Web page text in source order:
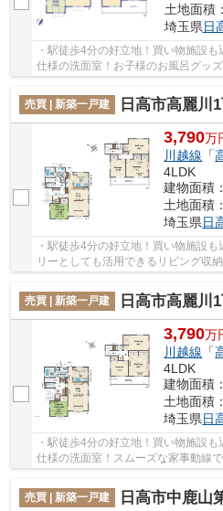
土地面積
埼玉県日
・駅徒歩4分の好立地！買い物施設
仕様の洗面室！お子様のお風呂グッ
ご家族と会話が弾む対面キッチン！
売買 | 新築一戸建
日高市高麗川1丁目 ブルー
3,790万
川越線 「
4LDK
建物面積
土地面積
埼玉県日
・駅徒歩4分の好立地！買い物施設
リーとしても活用できるリビング収
売買 | 新築一戸建
日高市高麗川1丁目 ブルー
3,790万
川越線 「
4LDK
建物面積
土地面積
埼玉県日
・駅徒歩4分の好立地！買い物施設
仕様の洗面室！スムーズな家事動線
売買 | 新築一戸建
日高市中鹿山第7 クレイド